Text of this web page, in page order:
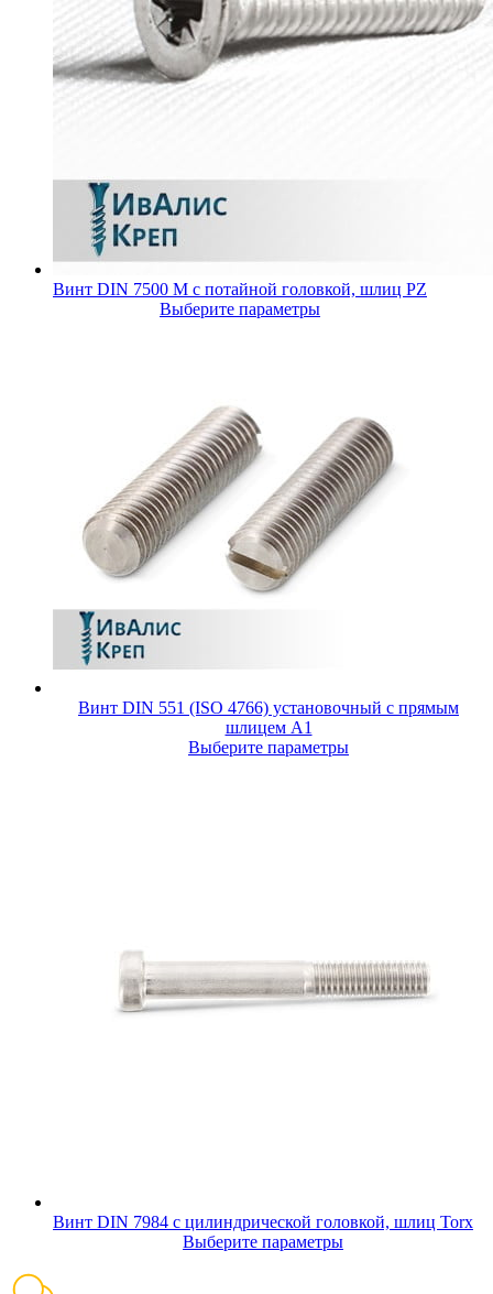
Винт DIN 7500 M с потайной головкой, шлиц PZ
Выберите параметры
Винт DIN 551 (ISO 4766) установочный с прямым
шлицем A1
Выберите параметры
Винт DIN 7984 с цилиндрической головкой, шлиц Torx
Выберите параметры